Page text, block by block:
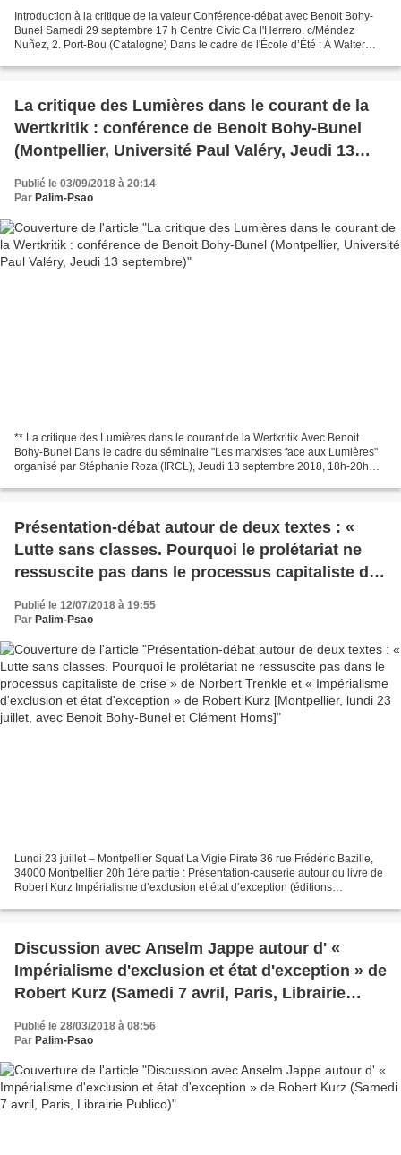
Introduction à la critique de la valeur Conférence-débat avec Benoit Bohy-
Bunel Samedi 29 septembre 17 h Centre Cívic Ca l'Herrero. c/Méndez
Nuñez, 2. Port-Bou (Catalogne) Dans le cadre de l'École d’Été : À Walter
La critique des Lumières dans le courant de la
Wertkritik : conférence de Benoit Bohy-Bunel
(Montpellier, Université Paul Valéry, Jeudi 13
septembre)
Publié le 03/09/2018 à 20:14
Par Palim-Psao
** La critique des Lumières dans le courant de la Wertkritik Avec Benoit
Bohy-Bunel Dans le cadre du séminaire "Les marxistes face aux Lumières"
organisé par Stéphanie Roza (IRCL), Jeudi 13 septembre 2018, 18h-20h
Présentation-débat autour de deux textes : «
Lutte sans classes. Pourquoi le prolétariat ne
ressuscite pas dans le processus capitaliste de
d'exclusion et état d'exception » de Robert Kurz
Bunel et Clément Homs]
Publié le 12/07/2018 à 19:55
Par Palim-Psao
Lundi 23 juillet – Montpellier Squat La Vigie Pirate 36 rue Frédéric Bazille,
34000 Montpellier 20h 1ère partie : Présentation-causerie autour du livre de
Robert Kurz Impérialisme d’exclusion et état d’exception (éditions
Discussion avec Anselm Jappe autour d' «
Impérialisme d'exclusion et état d'exception » de
Robert Kurz (Samedi 7 avril, Paris, Librairie
Publico)
Publié le 28/03/2018 à 08:56
Par Palim-Psao